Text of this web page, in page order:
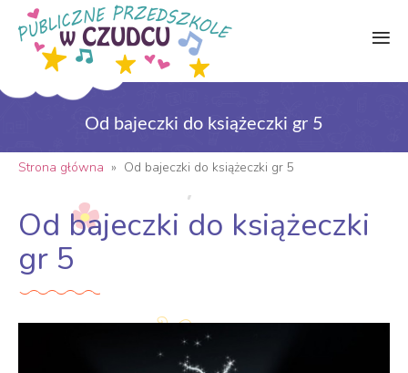
Od bajeczki do książeczki gr 5
Strona główna » Od bajeczki do książeczki gr 5
Od bajeczki do książeczki
gr 5